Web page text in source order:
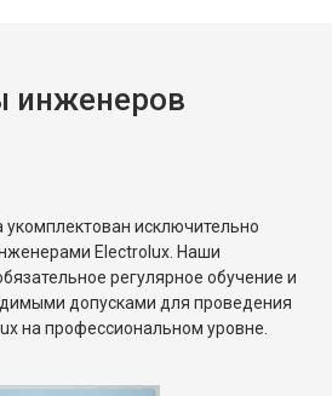
инженеров
укомплектован исключительно
Electrolux. Наши
регулярное обучение и
допусками для проведения
на профессиональном уровне.